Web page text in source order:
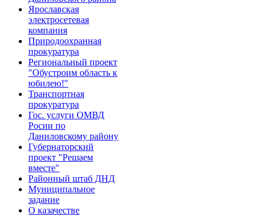
Ярославская
электросетевая
компания
Природоохранная
прокуратура
Региональный проект
"Обустроим область к
юбилею!"
Транспортная
прокуратура
Гос. услуги ОМВД
Росии по
Даниловскому району
Губернаторский
проект "Решаем
вместе"
Районный штаб ДНД
Муниципальное
задание
О казачестве